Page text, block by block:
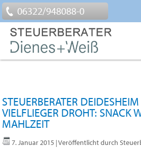
06322/948088-0
STEUERBERATER
VIELFLIEGER DROHT: SNACK
MAHLZEIT
7. Januar 2015 | Veröffentlicht durch